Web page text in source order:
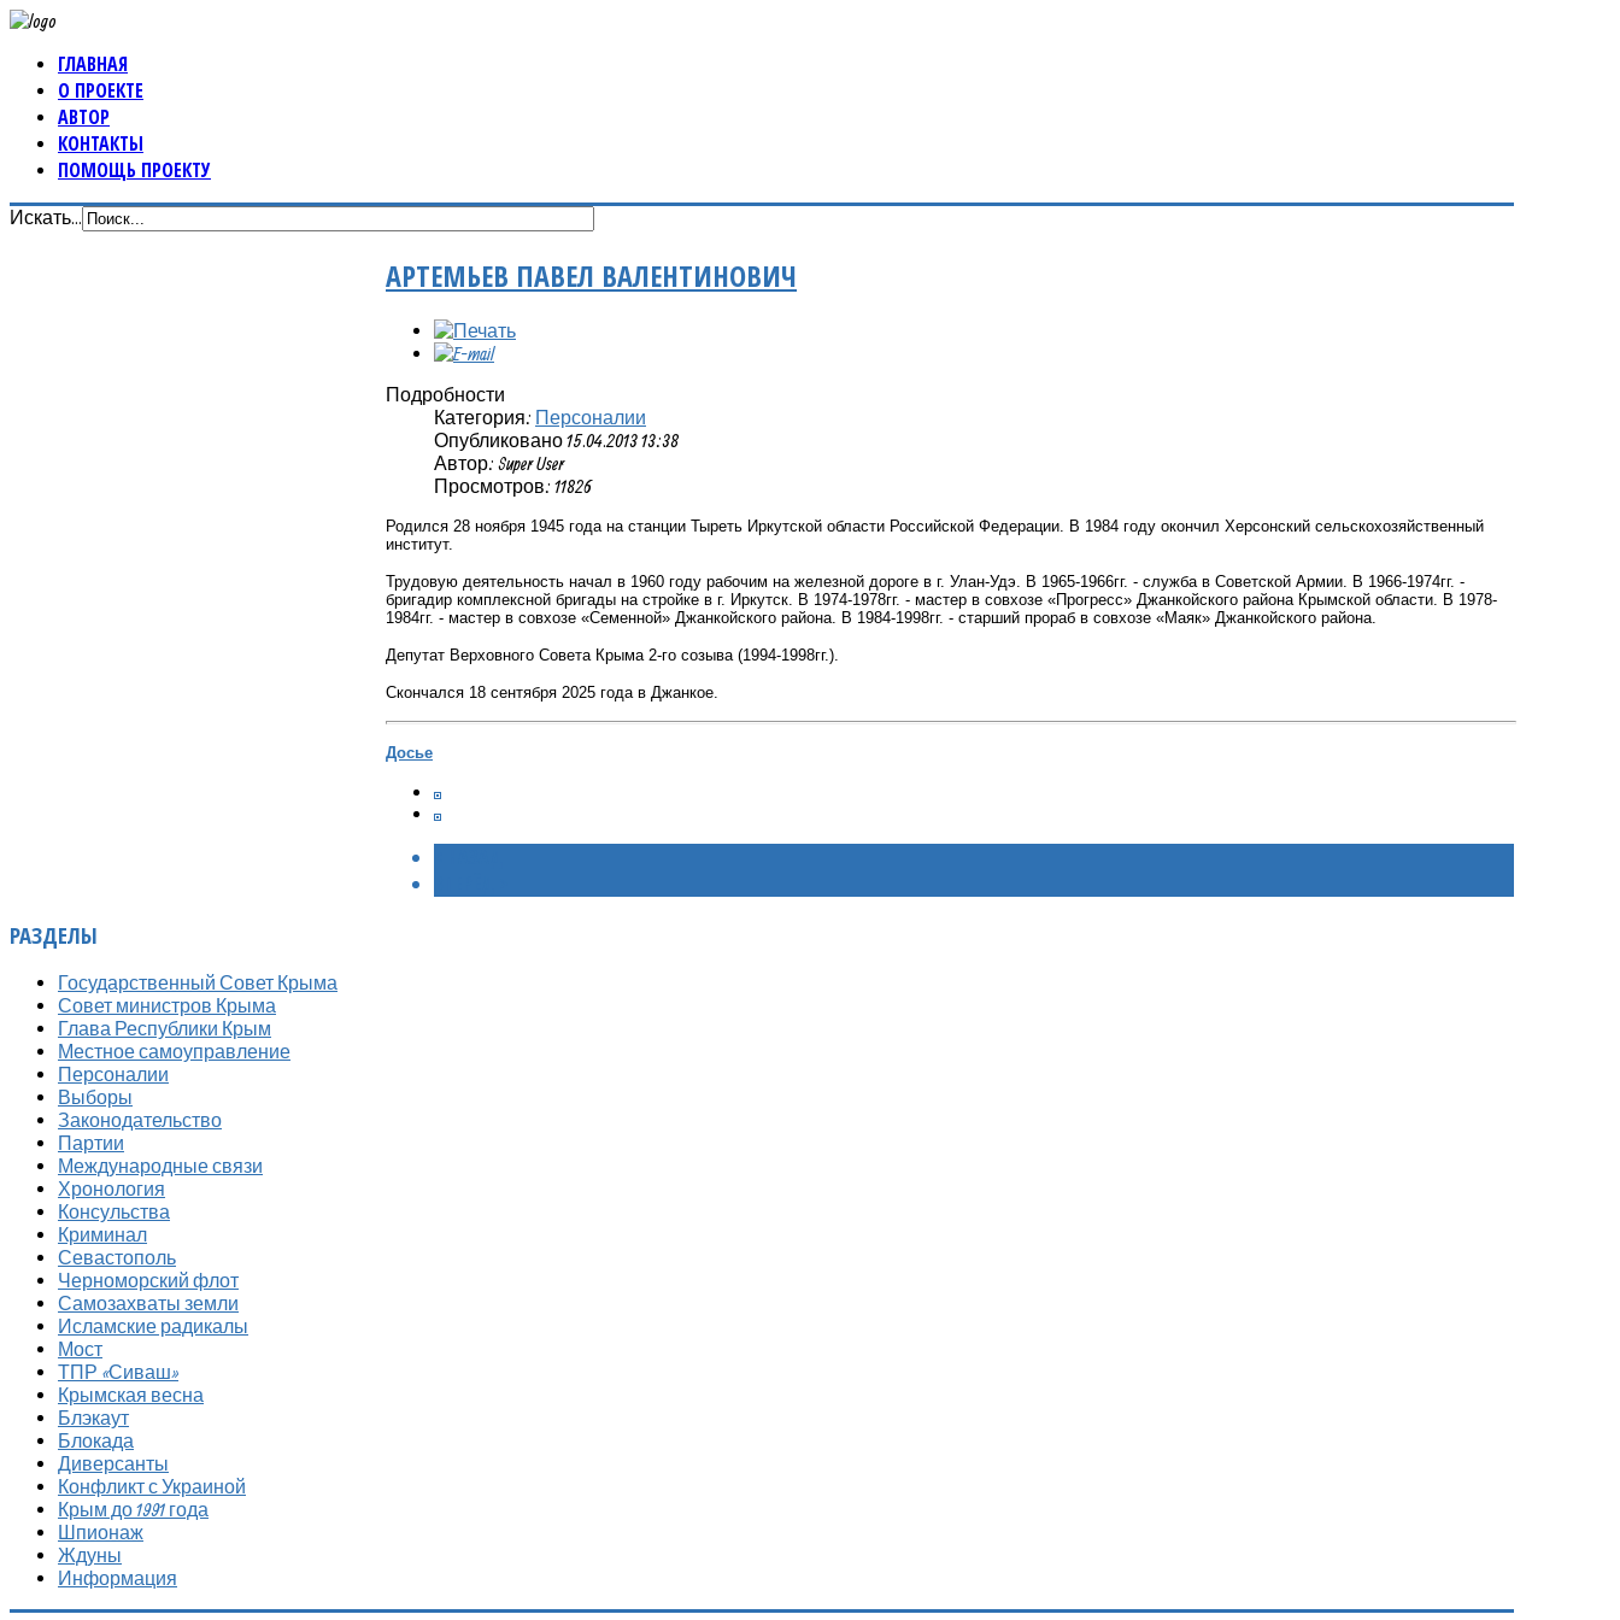
ГЛАВНАЯ
О ПРОЕКТЕ
АВТОР
КОНТАКТЫ
ПОМОЩЬ ПРОЕКТУ
Искать...
АРТЕМЬЕВ ПАВЕЛ ВАЛЕНТИНОВИЧ
Подробности
Категория: Персоналии
Опубликовано 15.04.2013 13:38
Автор: Super User
Просмотров: 11826
Родился 28 ноября 1945 года на станции Тыреть Иркутской области Российской Федерации. В 1984 году окончил Херсонский сельскохозяйственный
институт.
Трудовую деятельность начал в 1960 году рабочим на железной дороге в г. Улан-Удэ. В 1965-1966гг. - служба в Советской Армии. В 1966-1974гг. -
бригадир комплексной бригады на стройке в г. Иркутск. В 1974-1978гг. - мастер в совхозе «Прогресс» Джанкойского района Крымской области. В 1978-
1984гг. - мастер в совхозе «Семенной» Джанкойского района. В 1984-1998гг. - старший прораб в совхозе «Маяк» Джанкойского района.
Депутат Верховного Совета Крыма 2-го созыва (1994-1998гг.).
Скончался 18 сентября 2025 года в Джанкое.
Досье
РАЗДЕЛЫ
Государственный Совет Крыма
Совет министров Крыма
Глава Республики Крым
Местное самоуправление
Персоналии
Выборы
Законодательство
Партии
Международные связи
Хронология
Консульства
Криминал
Севастополь
Черноморский флот
Самозахваты земли
Исламские радикалы
Мост
ТПР «Сиваш»
Крымская весна
Блэкаут
Блокада
Диверсанты
Конфликт с Украиной
Крым до 1991 года
Шпионаж
Ждуны
Информация